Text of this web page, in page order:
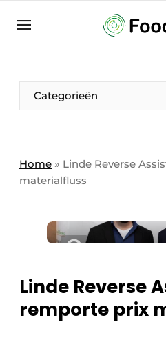
Eigen content
Emploi
EntreprisesMerci de
Evenement aanmelden
Meest gelezen
Podcasts
Privacy / Cookie
S’inscrire
Categorieën
Home » Linde Reverse
materialfluss
Linde Reverse
remporte prix